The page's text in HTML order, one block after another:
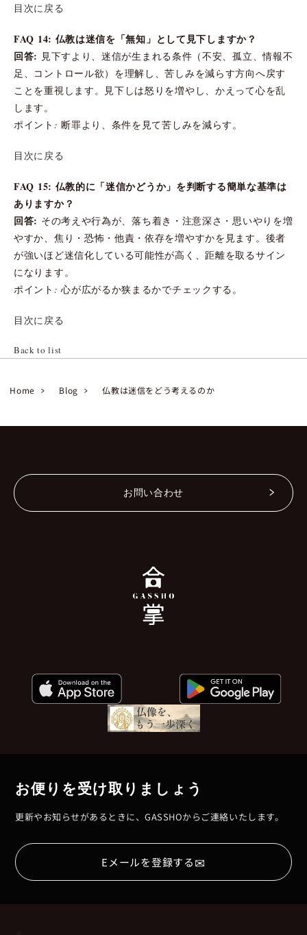
目次に戻る
FAQ 14: 仏教は迷信を「無知」として見下しますか？
回答: 見下すより、迷信が生まれる条件（不安、孤立、情報不
足、コントロール欲）を理解し、苦しみを減らす方向へ戻す
ことを重視します。見下しは怒りを増やし、かえって心を乱
します。
ポイント: 断罪より、条件を見て苦しみを減らす。
目次に戻る
FAQ 15: 仏教的に「迷信かどうか」を判断する簡単な基準は
ありますか？
回答: その考えや行為が、落ち着き・注意深さ・思いやりを増
やすか、焦り・恐怖・他責・依存を増やすかを見ます。後者
が強いほど迷信化している可能性が高く、距離を取るサイン
になります。
ポイント: 心が広がるか狭まるかでチェックする。
目次に戻る
Back to list
Home Blog 仏教は迷信をどう考えるのか
お問い合わせ
お便りを受け取りましょう
更新やお知らせがあるときに、GASSHOからご連絡いたします。
Eメールを登録する✉